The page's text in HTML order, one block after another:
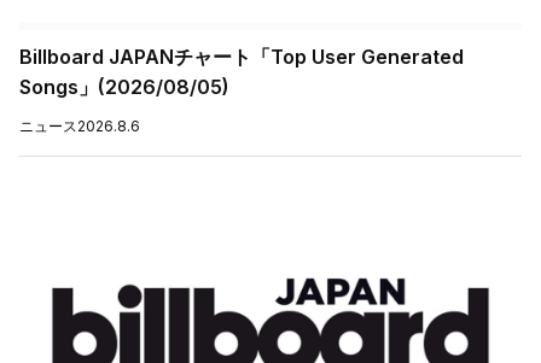
Billboard JAPANチャート「Top User Generated
Songs」(2026/08/05)
ニュース 2026.8.6